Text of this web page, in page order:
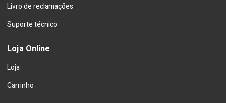
Livro de reclamações
Suporte técnico
Loja Online
Loja
Carrinho